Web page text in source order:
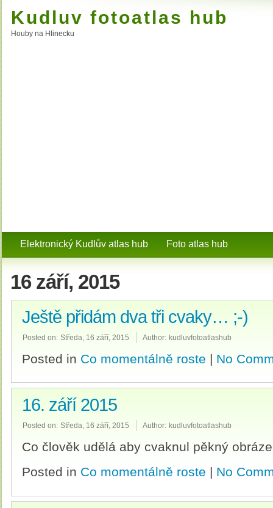
Kudluv fotoatlas hub
Houby na Hlinecku
Elektronický Kudlův atlas hub Foto atlas hub
16 září, 2015
Ještě přidám dva tři cvaky… ;-)
Posted on: Středa, 16 září, 2015 Author: kudluvfotoatlashub
Posted in Co momentálně roste | No
16. září 2015
Posted on: Středa, 16 září, 2015 Author: kudluvfotoatlashub
Co člověk udělá aby cvaknul pěkný
Posted in Co momentálně roste | No